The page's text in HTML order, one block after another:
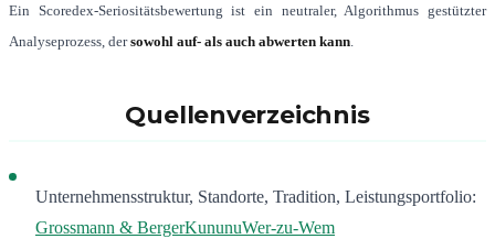
Ein Scoredex-Seriositätsbewertung ist ein neutraler, Algorithmus gestützter
Analyseprozess, dersowohl auf- als auch abwerten kann.
Quellenverzeichnis
Unternehmensstruktur, Standorte, Tradition, Leistungsportfolio:
Grossmann & BergerKununuWer-zu-Wem